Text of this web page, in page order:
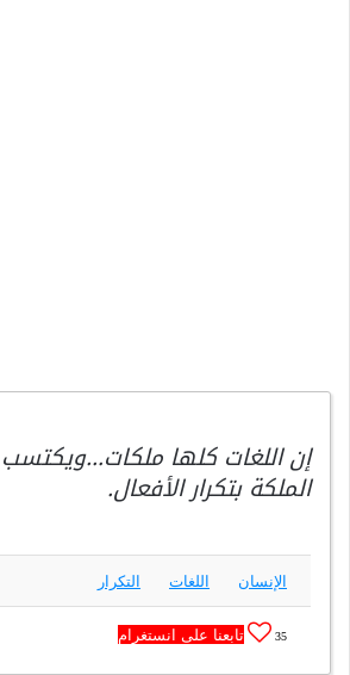
إن اللغات كلها ملكات…ويكتسب
الملكة بتكرار الأفعال.
الإنسان اللغات التكرار
35 تابعنا على انستغرام